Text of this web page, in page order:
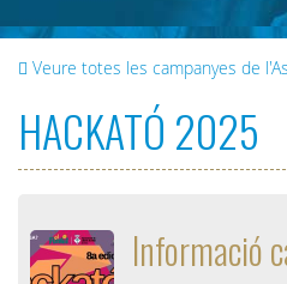
Veure totes les campanyes de
HACKATÓ 2025
Informació